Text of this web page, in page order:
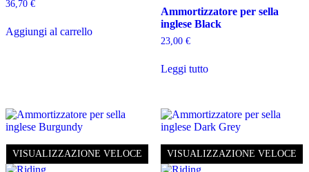
36,70 €
Aggiungi al carrello
Ammortizzatore per sella
inglese Black
23,00 €
Leggi tutto
VISUALIZZAZIONE VELOCE VISUALIZZAZIONE VELOCE